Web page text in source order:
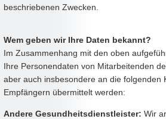
beschriebenen Zwecken.
Wem geben wir Ihre Daten bekannt?
Im Zusammenhang mit den oben
Ihre Personendaten von Mitarbeitenden
aber auch insbesondere an die folgenden
Empfängern übermittelt werden:
Andere Gesundheitsdienstleister: Wir